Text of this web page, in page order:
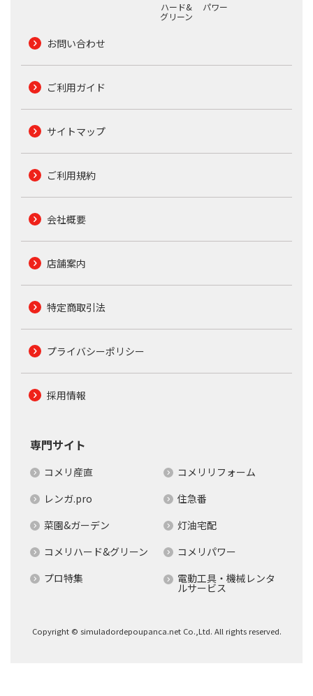
ハード&
グリーン
パワー
お問い合わせ
ご利用ガイド
サイトマップ
ご利用規約
会社概要
店舗案内
特定商取引法
プライバシーポリシー
採用情報
専門サイト
コメリ産直
コメリリフォーム
レンガ.pro
住急番
菜園&ガーデン
灯油宅配
コメリハード&グリーン
コメリパワー
プロ特集
電動工具・機械レンタ
ルサービス
Copyright © simuladordepoupanca.net Co.,Ltd. All rights reserved.